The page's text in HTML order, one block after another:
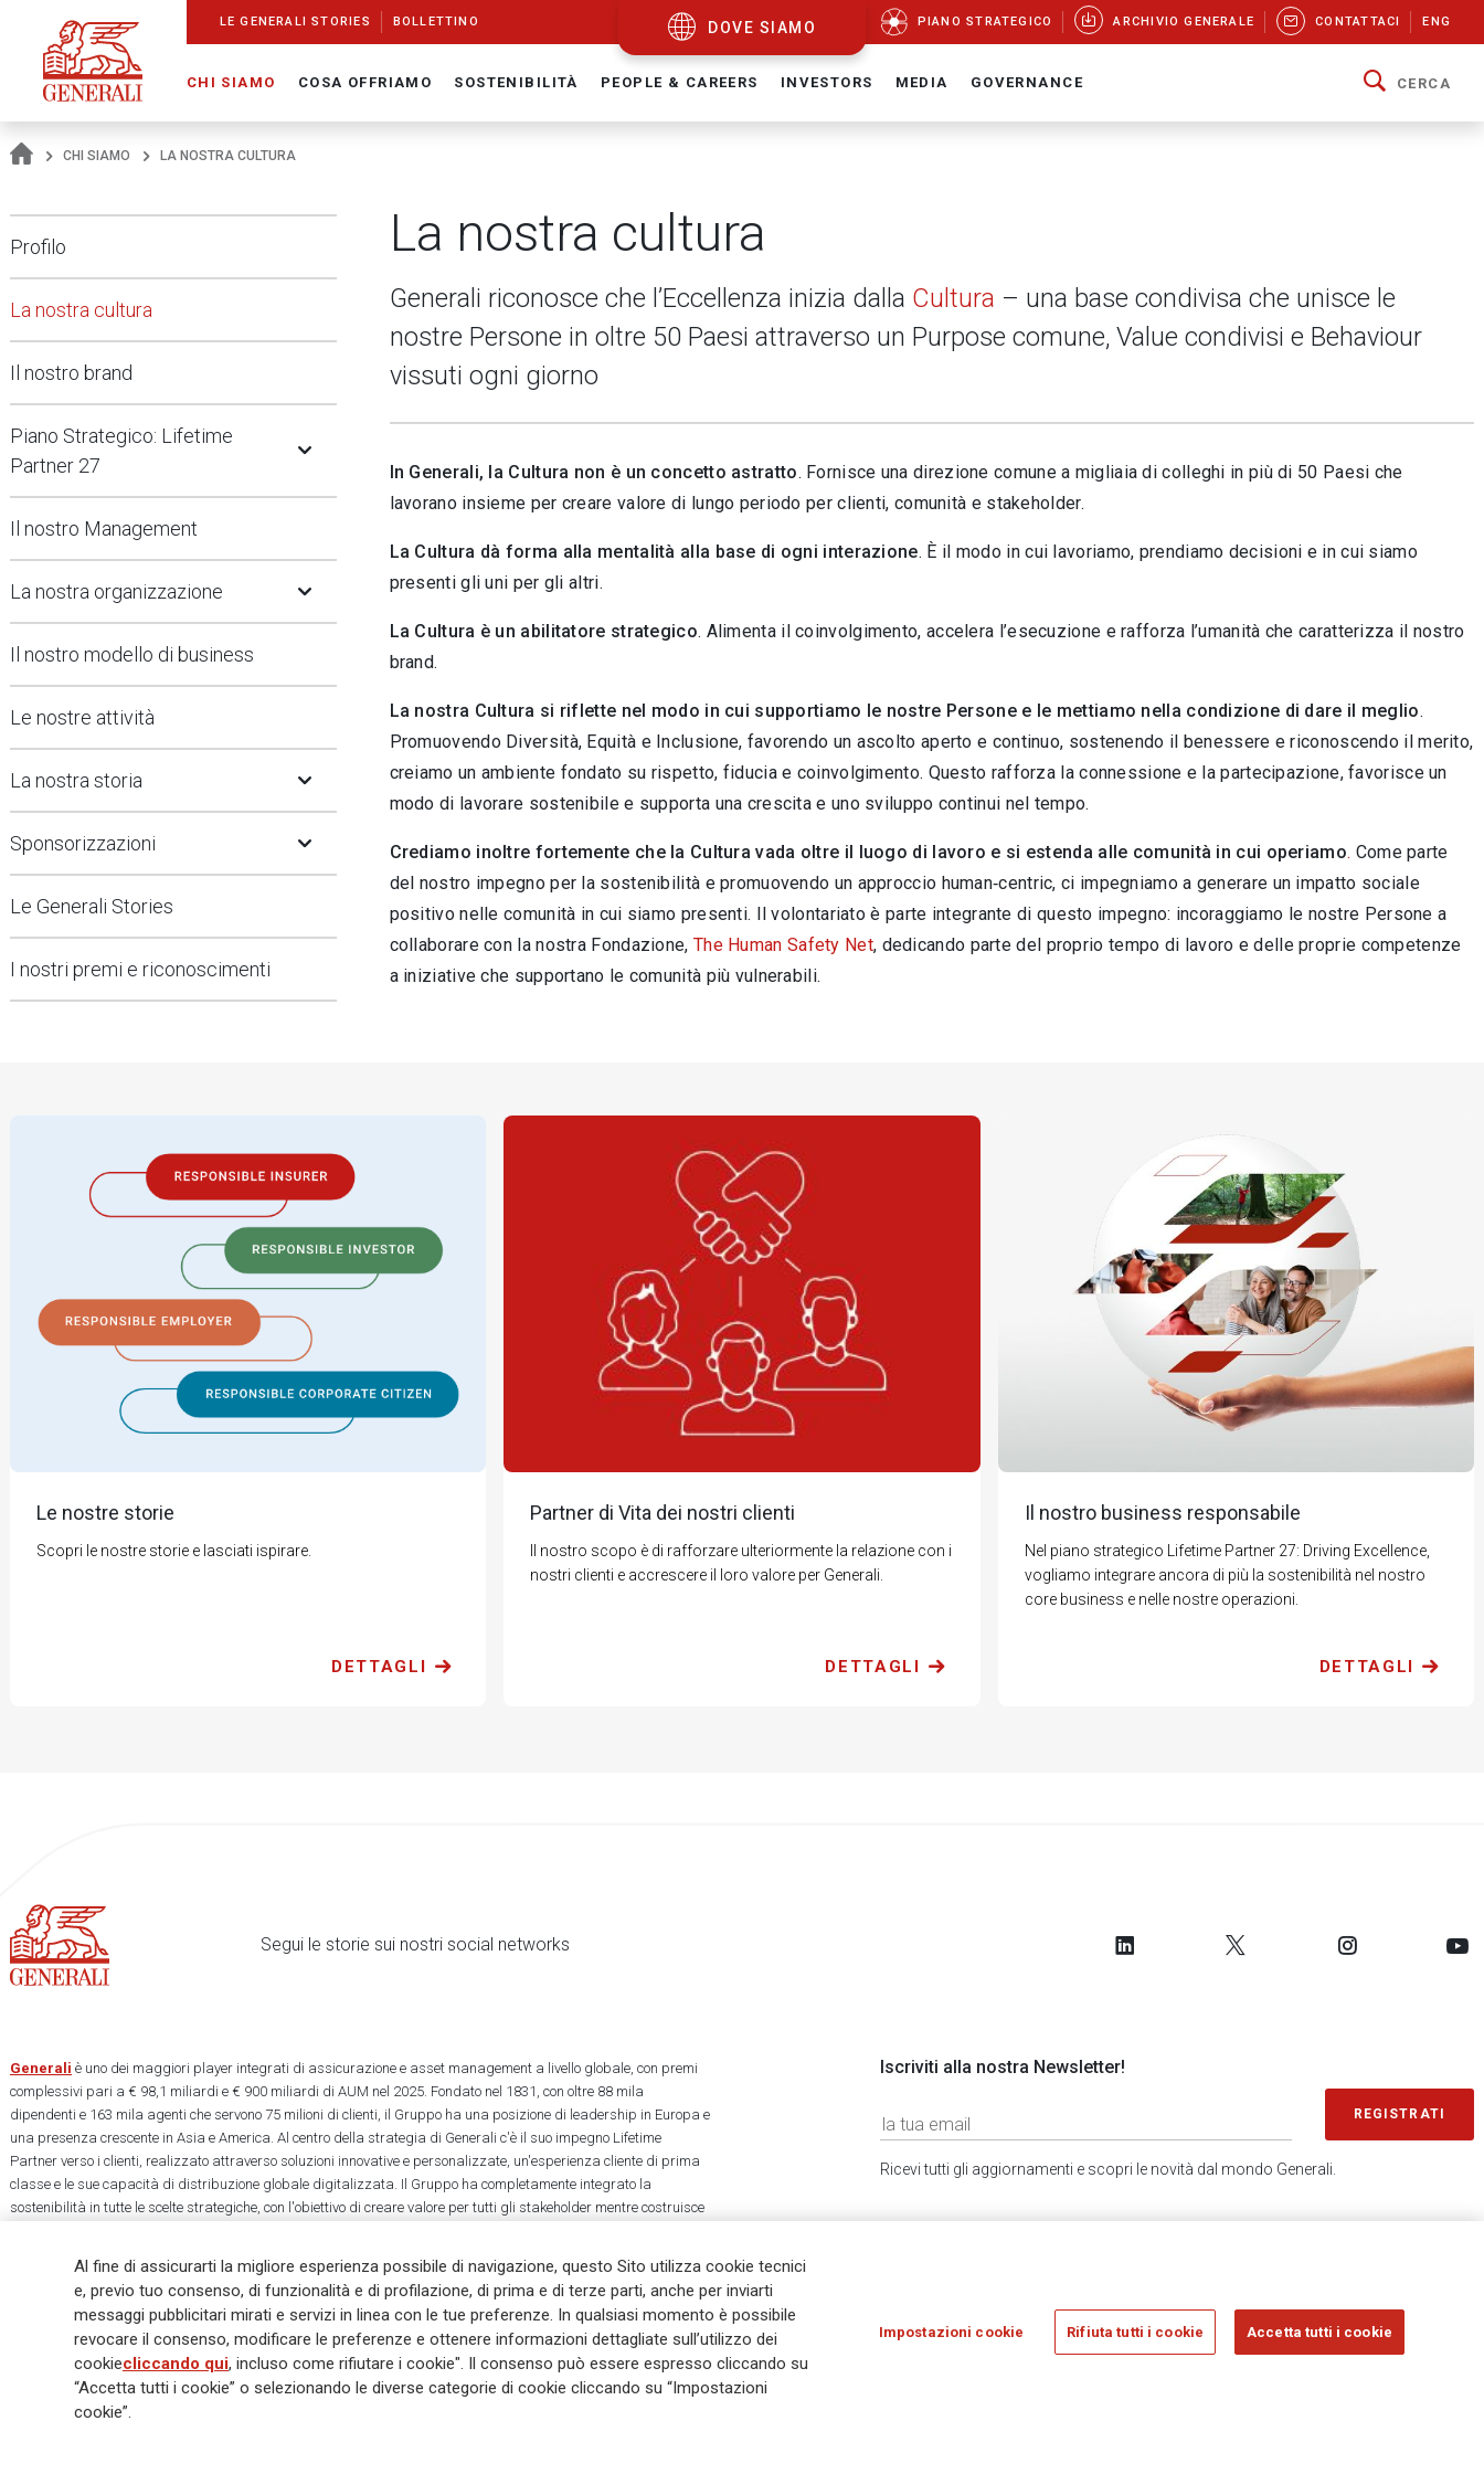
Navigate On Generali.com
shortcut to press release
shortcut to financial figures
shortcut to financial calendar
shortcut to Generali stock
shortcut to career
go to HomePage
go to search
go to map
go to Italian version
go to English version
Main content DOVE SIAMO
LE GENERALI STORIES BOLLETTINO PIANO STRATEGICO ARCHIVIO GENERALE CONTATTACI ENG
CHI SIAMO COSA OFFRIAMO SOSTENIBILITÀ PEOPLE & CAREERS INVESTORS MEDIA GOVERNANCE CERCA
CHI SIAMO LA NOSTRA CULTURA
Profilo
La nostra cultura
Il nostro brand
Piano Strategico: Lifetime
Partner 27
Il nostro Management
La nostra organizzazione Open Submenu
Il nostro modello di business
Le nostre attività
La nostra storia Open Submenu
Sponsorizzazioni Open Submenu
Le Generali Stories
I nostri premi e riconoscimenti
La nostra cultura
Generali riconosce che l’Eccellenza inizia dalla Cultura – una base condivisa che unisce le
nostre Persone in oltre 50 Paesi attraverso un Purpose comune, Value condivisi e Behaviour
vissuti ogni giorno
In Generali, la Cultura non è un concetto astratto. Fornisce una direzione comune a migliaia di colleghi in più di 50 Paesi che
lavorano insieme per creare valore di lungo periodo per clienti, comunità e stakeholder.
La Cultura dà forma alla mentalità alla base di ogni interazione. È il modo in cui lavoriamo, prendiamo decisioni e in cui siamo
presenti gli uni per gli altri.
La Cultura è un abilitatore strategico. Alimenta il coinvolgimento, accelera l’esecuzione e rafforza l’umanità che caratterizza il nostro
brand.
La nostra Cultura si riflette nel modo in cui supportiamo le nostre Persone e le mettiamo nella condizione di dare il meglio.
Promuovendo Diversità, Equità e Inclusione, favorendo un ascolto aperto e continuo, sostenendo il benessere e riconoscendo il merito,
creiamo un ambiente fondato su rispetto, fiducia e coinvolgimento. Questo rafforza la connessione e la partecipazione, favorisce un
modo di lavorare sostenibile e supporta una crescita e uno sviluppo continui nel tempo.
Crediamo inoltre fortemente che la Cultura vada oltre il luogo di lavoro e si estenda alle comunità in cui operiamo. Come parte
del nostro impegno per la sostenibilità e promuovendo un approccio human‑centric, ci impegniamo a generare un impatto sociale
positivo nelle comunità in cui siamo presenti. Il volontariato è parte integrante di questo impegno: incoraggiamo le nostre Persone a
collaborare con la nostra Fondazione, The Human Safety Net, dedicando parte del proprio tempo di lavoro e delle proprie competenze
a iniziative che supportano le comunità più vulnerabili.
Le nostre storie
Scopri le nostre storie e lasciati ispirare.
DETTAGLI
Partner di Vita dei nostri clienti
Il nostro scopo è di rafforzare ulteriormente la relazione con i
nostri clienti e accrescere il loro valore per Generali.
DETTAGLI
Il nostro business responsabile
Nel piano strategico Lifetime Partner 27: Driving Excellence,
vogliamo integrare ancora di più la sostenibilità nel nostro
core business e nelle nostre operazioni.
DETTAGLI
Segui le storie sui nostri social networks
Iscriviti alla nostra Newsletter!
REGISTRATI
Ricevi tutti gli aggiornamenti e scopri le novità dal mondo Generali.
Generali è uno dei maggiori player integrati di assicurazione e asset management a livello globale, con premi
complessivi pari a € 98,1 miliardi e € 900 miliardi di AUM nel 2025. Fondato nel 1831, con oltre 88 mila
dipendenti e 163 mila agenti che servono 75 milioni di clienti, il Gruppo ha una posizione di leadership in Europa e
una presenza crescente in Asia e America. Al centro della strategia di Generali c'è il suo impegno Lifetime
Partner verso i clienti, realizzato attraverso soluzioni innovative e personalizzate, un'esperienza cliente di prima
classe e le sue capacità di distribuzione globale digitalizzata. Il Gruppo ha completamente integrato la
sostenibilità in tutte le scelte strategiche, con l'obiettivo di creare valore per tutti gli stakeholder mentre costruisce
Cookie Policy Privacy & GDPR FATCA EMIR exemption Olocausto Accessibilità
Whistleblowing
FAQ
© Assicurazioni Generali S.p.A. - C.F. 00079760328 E P. IVA DI GRUPPO 01333550323
Al fine di assicurarti la migliore esperienza possibile di navigazione, questo Sito utilizza cookie tecnici
e, previo tuo consenso, di funzionalità e di profilazione, di prima e di terze parti, anche per inviarti
messaggi pubblicitari mirati e servizi in linea con le tue preferenze. In qualsiasi momento è possibile
revocare il consenso, modificare le preferenze e ottenere informazioni dettagliate sull’utilizzo dei
cookiecliccando qui, incluso come rifiutare i cookie". Il consenso può essere espresso cliccando su
“Accetta tutti i cookie” o selezionando le diverse categorie di cookie cliccando su “Impostazioni
cookie”.
Impostazioni cookie Rifiuta tutti i cookie Accetta tutti i cookie